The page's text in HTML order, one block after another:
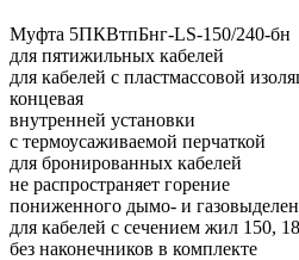
Муфта 5ПКВтпБнг-LS-150/240-бн
для пятижильных кабелей
для кабелей с пластмассовой
концевая
внутренней установки
с термоусаживаемой перчаткой
для бронированных кабелей
не распространяет горение
пониженного дымо- и
для кабелей с сечением жил 150,
без наконечников в комплекте